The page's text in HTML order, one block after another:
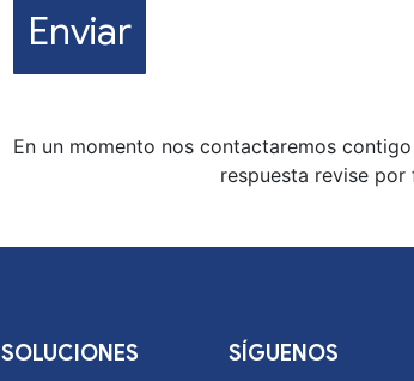
Enviar
En un momento nos contactaremos
respuesta revise por
SOLUCIONES SÍGUENOS